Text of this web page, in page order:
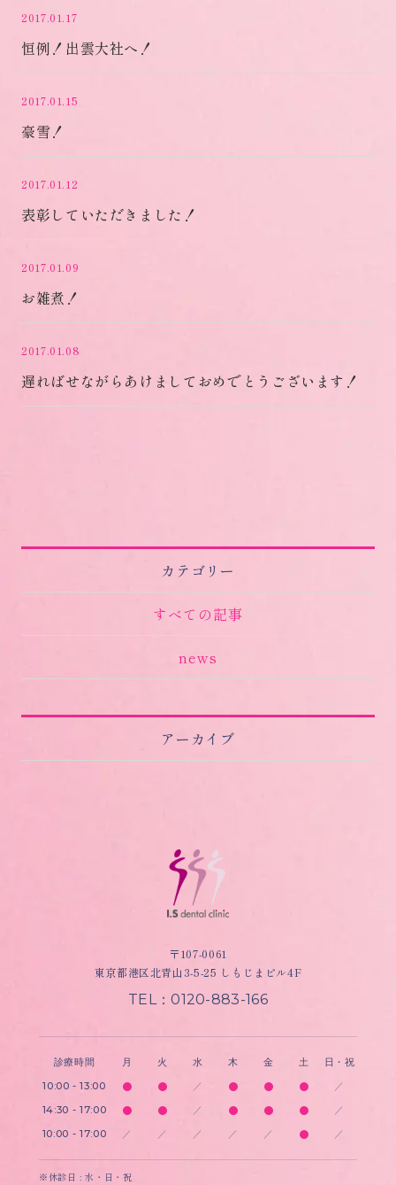
カテゴリー
すべての記事
news
アーカイブ
2017.01.17
恒例！出雲大社へ！
2017.01.15
豪雪！
2017.01.12
表彰していただきました！
2017.01.09
お雑煮！
2017.01.08
遅ればせながらあけましておめでとうございます！
〒107-0061
東京都港区北青山3-5-25 しもじまビル4F
TEL：0120-883-166
診療時間 月 火 水 木 金 土 日・祝
10:00 - 13:00 ／ ／
14:30 - 17:00 ／ ／
10:00 - 17:00 ／ ／ ／ ／ ／ ／
※休診日 : 水・日・祝